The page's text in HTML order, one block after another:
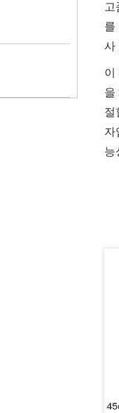
고
를
사
이
을
절
자
능